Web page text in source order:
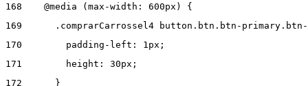
168
    @media (max-width: 600px) {
169
.comprarCarrossel4 button.btn.btn-
170
        padding-left: 1px;
171
        height: 30px;
172
      }